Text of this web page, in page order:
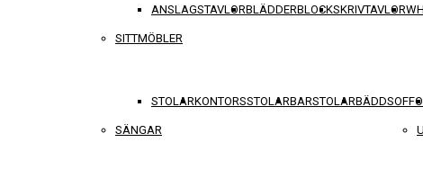
ANSLAGSTAVLORBLÄDDERBLOCKSKRIVTAVLOR
SITTMÖBLER
STOLARKONTORSSTOLARBARSTOLAR
SÄNGAR